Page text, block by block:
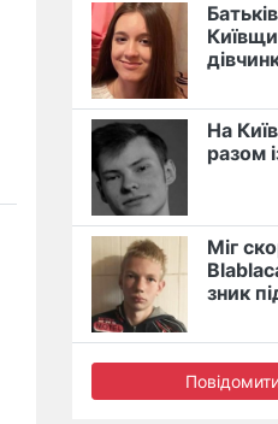
На
разом
Міг
зник